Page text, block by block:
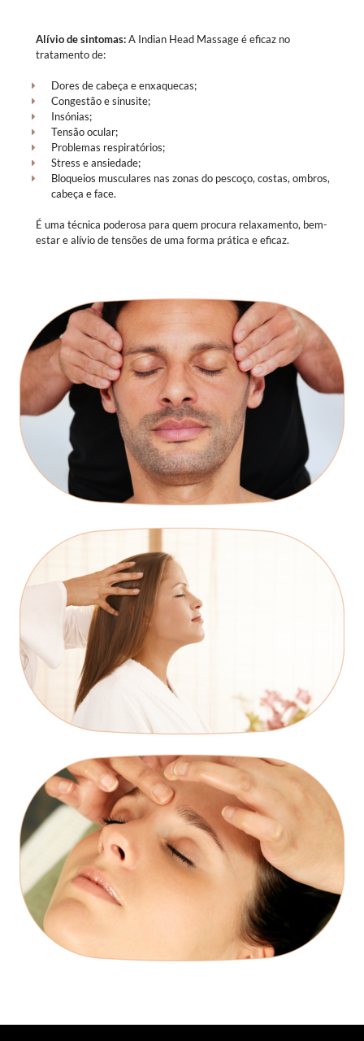
INÍCIO
SOBRE
AULAS
TRATAMENTOS
CONTACTOS
Alívio de sintomas:A Indian Head Massage é eficaz no
tratamento de:
Dores de cabeça e enxaquecas;
Congestão e sinusite;
Insónias;
Tensão ocular;
Problemas respiratórios;
Stress e ansiedade;
Bloqueios musculares nas zonas do pescoço, costas, ombros,
cabeça e face.
É uma técnica poderosa para quem procura relaxamento, bem-
estar e alívio de tensões de uma forma prática e eficaz.